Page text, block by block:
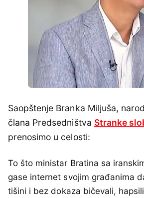
Saopštenje Branka Miljuša,
člana Predsedništva Stranke
prenosimo u celosti:
To što ministar Bratina sa
gase internet svojim građanima
tišini i bez dokaza bičevali,